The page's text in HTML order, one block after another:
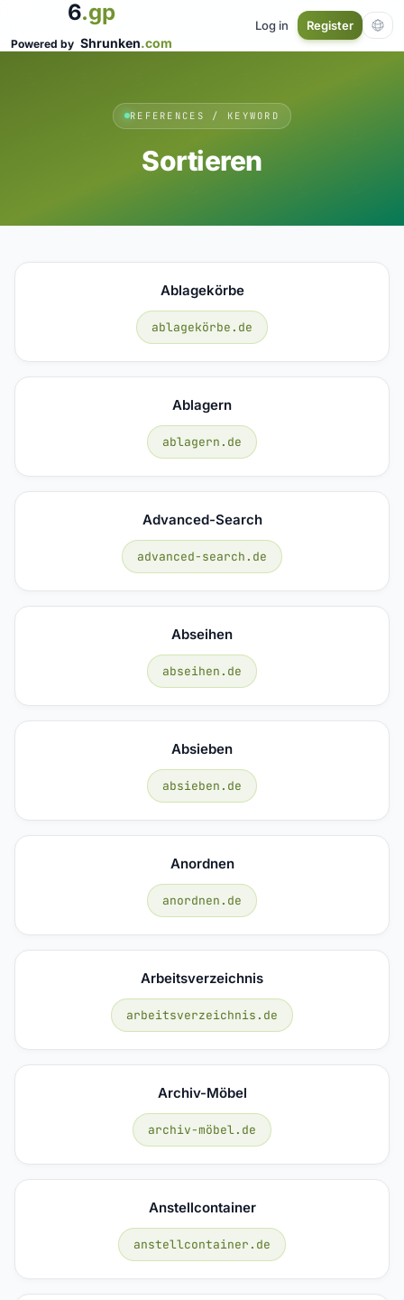
6.gp
Powered by Shrunken.com
Log in Register
REFERENCES / KEYWORD
Sortieren
Ablagekörbe
ablagekörbe.de
Ablagern
ablagern.de
Advanced-Search
advanced-search.de
Abseihen
abseihen.de
Absieben
absieben.de
Anordnen
anordnen.de
Arbeitsverzeichnis
arbeitsverzeichnis.de
Archiv-Möbel
archiv-möbel.de
Anstellcontainer
anstellcontainer.de